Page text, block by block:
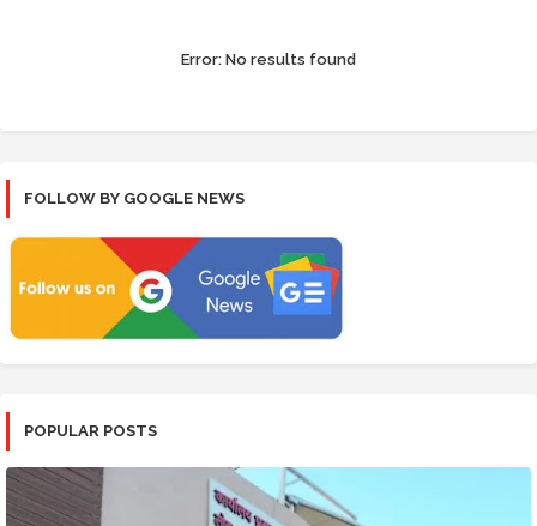
Error: No results found
FOLLOW BY GOOGLE NEWS
POPULAR POSTS